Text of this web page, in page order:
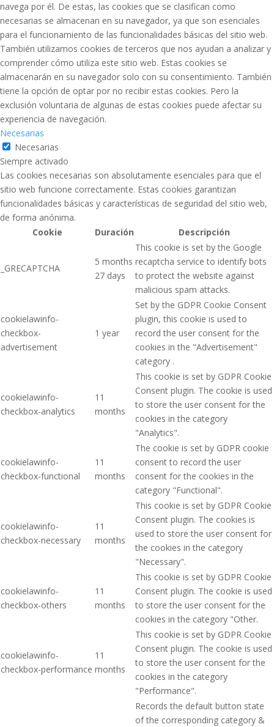
navega por él. De estas, las cookies que se clasifican como
necesarias se almacenan en su navegador, ya que son esenciales
para el funcionamiento de las funcionalidades básicas del sitio web.
También utilizamos cookies de terceros que nos ayudan a analizar y
comprender cómo utiliza este sitio web. Estas cookies se
almacenarán en su navegador solo con su consentimiento. También
tiene la opción de optar por no recibir estas cookies. Pero la
exclusión voluntaria de algunas de estas cookies puede afectar su
experiencia de navegación.
Necesarias
Necesarias
Siempre activado
Las cookies necesarias son absolutamente esenciales para que el
sitio web funcione correctamente. Estas cookies garantizan
funcionalidades básicas y características de seguridad del sitio web,
de forma anónima.
Cookie
Duración Descripción
_GRECAPTCHA
5 months
27 days
This cookie is set by the Google
recaptcha service to identify bots
to protect the website against
malicious spam attacks.
cookielawinfo-
checkbox-
advertisement
1 year
Set by the GDPR Cookie Consent
plugin, this cookie is used to
record the user consent for the
cookies in the "Advertisement"
category .
cookielawinfo-
checkbox-analytics
11
months
This cookie is set by GDPR Cookie
Consent plugin. The cookie is used
to store the user consent for the
cookies in the category
"Analytics".
cookielawinfo-
checkbox-functional
11
months
The cookie is set by GDPR cookie
consent to record the user
consent for the cookies in the
category "Functional".
cookielawinfo-
checkbox-necessary
11
months
This cookie is set by GDPR Cookie
Consent plugin. The cookies is
used to store the user consent for
the cookies in the category
"Necessary".
cookielawinfo-
checkbox-others
11
months
This cookie is set by GDPR Cookie
Consent plugin. The cookie is used
to store the user consent for the
cookies in the category "Other.
cookielawinfo-
checkbox-performance
11
months
This cookie is set by GDPR Cookie
Consent plugin. The cookie is used
to store the user consent for the
cookies in the category
"Performance".
Records the default button state
of the corresponding category &